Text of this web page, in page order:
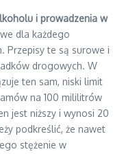
i prowadzenia w
dla każdego
Przepisy te są surowe i
drogowych. W
ten sam, niski limit
na 100 mililitrów
jest niższy i wynosi 20
podkreślić, że nawet
stężenie w